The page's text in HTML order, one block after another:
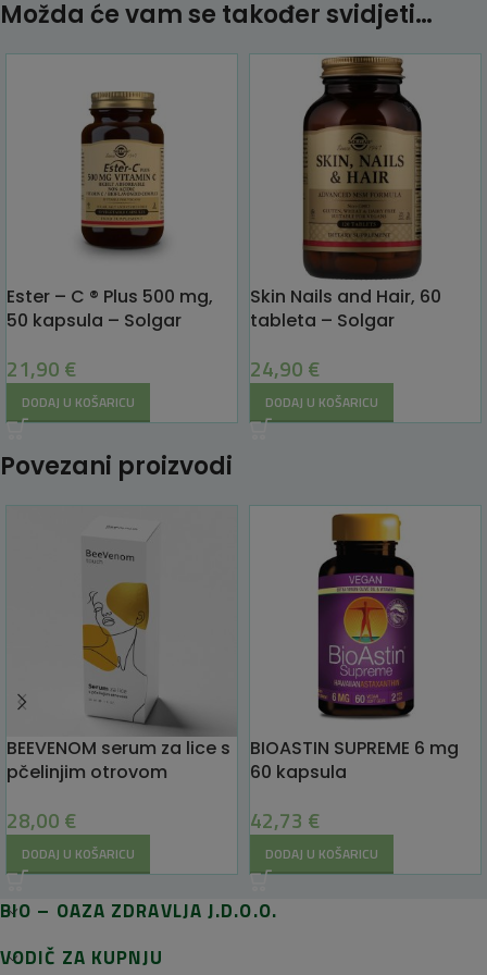
Možda će vam se također svidjeti…
Ester – C ® Plus 500 mg,
50 kapsula – Solgar
21,90 €
DODAJ U KOŠARICU
Skin Nails and Hair, 60
tableta – Solgar
24,90 €
DODAJ U KOŠARICU
Povezani proizvodi
BEEVENOM serum za lice s
pčelinjim otrovom
28,00 €
DODAJ U KOŠARICU
BIOASTIN SUPREME 6 mg
60 kapsula
42,73 €
DODAJ U KOŠARICU
BIO – OAZA ZDRAVLJA J.D.O.O.
VODIČ ZA KUPNJU